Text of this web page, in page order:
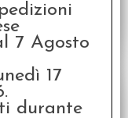
7 Agosto
17
durante